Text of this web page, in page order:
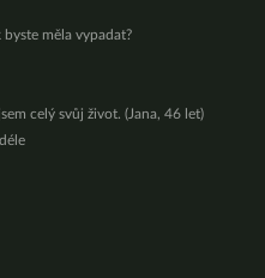
byste měla vypadat?
celý svůj život. (Jana, 46 let)